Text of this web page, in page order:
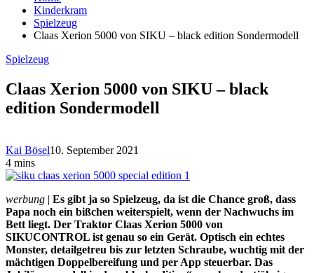
Kinderkram
Spielzeug
Claas Xerion 5000 von SIKU – black edition Sondermodell
Spielzeug
Claas Xerion 5000 von SIKU – black
edition Sondermodell
Kai Bösel10. September 2021
4 mins
werbung | Es gibt ja so Spielzeug, da ist die Chance groß, dass
Papa noch ein bißchen weiterspielt, wenn der Nachwuchs im
Bett liegt. Der Traktor Claas Xerion 5000 von
SIKUCONTROL ist genau so ein Gerät. Optisch ein echtes
Monster, detailgetreu bis zur letzten Schraube, wuchtig mit der
mächtigen Doppelbereifung und per App steuerbar. Das